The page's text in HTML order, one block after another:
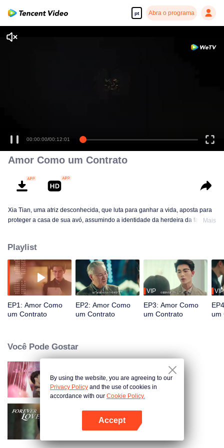
pt Abra o programa
Abra o programa
00:00:00/00:12:01
Amor Como um Contrato
Xia Tian, uma atriz desconhecida, que luta para ganhar a vida, aposta para
proteger a casa de sua avó, assumindo a identidade da herdeira da família
série de desafios e dúvidas, eles salvaguardam seus respectivos laços
familiares e inesperadamente descobrem que o amor floresce entre eles.
Mais
Playlist
EP1: Amor Como
um Contrato
EP2: Amor Como
um Contrato
VIP
EP3: Amor Como
um Contrato
VIP
um
Você Pode Gostar
Minha Esposa Falsa
Amor Eterno
By using the website, you are agreeing to our
Privacy Policy and the use of cookies in
accordance with our Cookie Policy.
Accept